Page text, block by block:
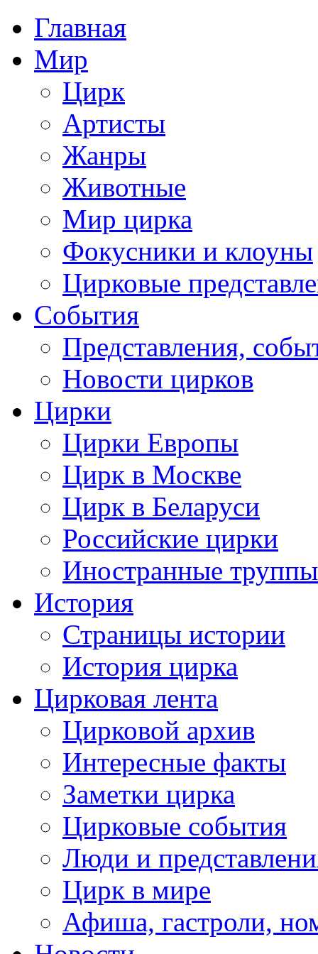
Главная
Мир
Цирк
Артисты
Жанры
Животные
Мир цирка
Фокусники и клоуны
Цирковые
События
Представления,
Новости цирков
Цирки
Цирки Европы
Цирк в Москве
Цирк в Беларуси
Российские цирки
Иностранные труппы
История
Страницы истории
История цирка
Цирковая лента
Цирковой архив
Интересные факты
Заметки цирка
Цирковые события
Люди и
Цирк в мире
Афиша, гастроли,